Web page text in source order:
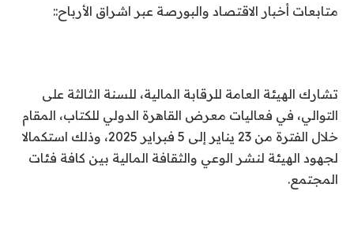
متابعات أخبار الاقتصاد والبورصة عبر اشراق الأرباح::
تشارك الهيئة العامة للرقابة المالية، للسنة الثالثة على
التوالي، في فعاليات معرض القاهرة الدولي للكتاب، المقام
خلال الفترة من 23 يناير إلى 5 فبراير 2025، وذلك استكمالا
لجهود الهيئة لنشر الوعي والثقافة المالية بين كافة فئات
المجتمع.